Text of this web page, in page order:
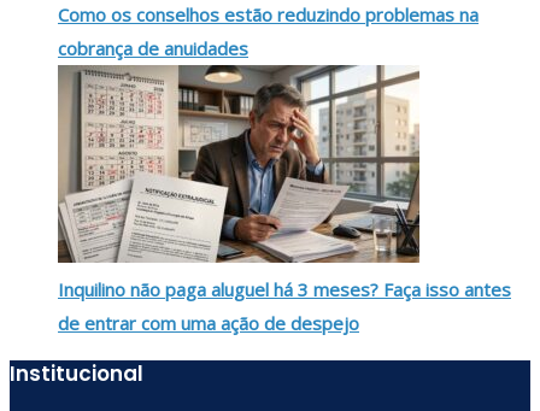
Como os conselhos estão reduzindo problemas na
cobrança de anuidades
Inquilino não paga aluguel há 3 meses? Faça isso antes
de entrar com uma ação de despejo
Institucional